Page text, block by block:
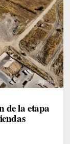
de la etapa